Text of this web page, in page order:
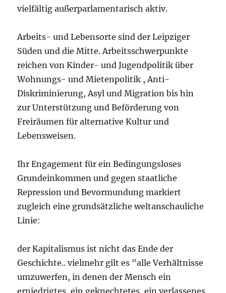
vielfältig außerparlamentarisch aktiv.
Arbeits- und Lebensorte sind der Leipziger
Süden und die Mitte. Arbeitsschwerpunkte
reichen von Kinder- und Jugendpolitik über
Wohnungs- und Mietenpolitik , Anti-
Diskriminierung, Asyl und Migration bis hin
zur Unterstützung und Beförderung von
Freiräumen für alternative Kultur und
Lebensweisen.
Ihr Engagement für ein Bedingungsloses
Grundeinkommen und gegen staatliche
Repression und Bevormundung markiert
zugleich eine grundsätzliche weltanschauliche
Linie:
der Kapitalismus ist nicht das Ende der
Geschichte.. vielmehr gilt es "alle Verhältnisse
umzuwerfen, in denen der Mensch ein
erniedrigtes, ein geknechtetes, ein verlassenes,